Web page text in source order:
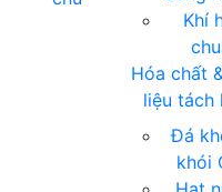
Khí
Hóa chất
liệu tách
Đá
khói